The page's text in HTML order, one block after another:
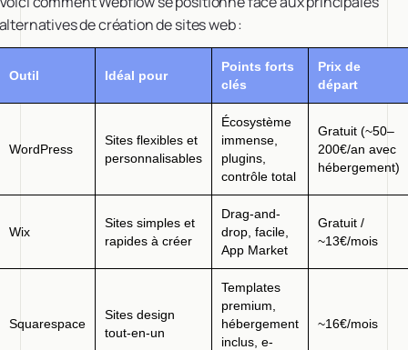
de création de sites web :
Outil Idéal pour
Points forts
clés
Prix de
départ
WordPress
Sites flexibles et
personnalisables
Écosystème
immense,
plugins,
contrôle total
Gratuit (~50–
200€/an avec
hébergement)
Wix
Sites simples et
rapides à créer
Drag-and-
drop, facile,
App Market
Gratuit /
~13€/mois
Squarespace
Sites design
tout-en-un
Templates
premium,
hébergement
inclus, e-
~16€/mois